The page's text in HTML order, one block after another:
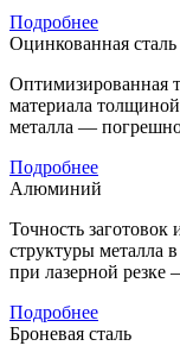
Подробнее
Оцинкованная сталь
Оптимизированная
материала
металла —
Подробнее
Алюминий
Точность
структуры металла
при лазерной
Подробнее
Броневая сталь